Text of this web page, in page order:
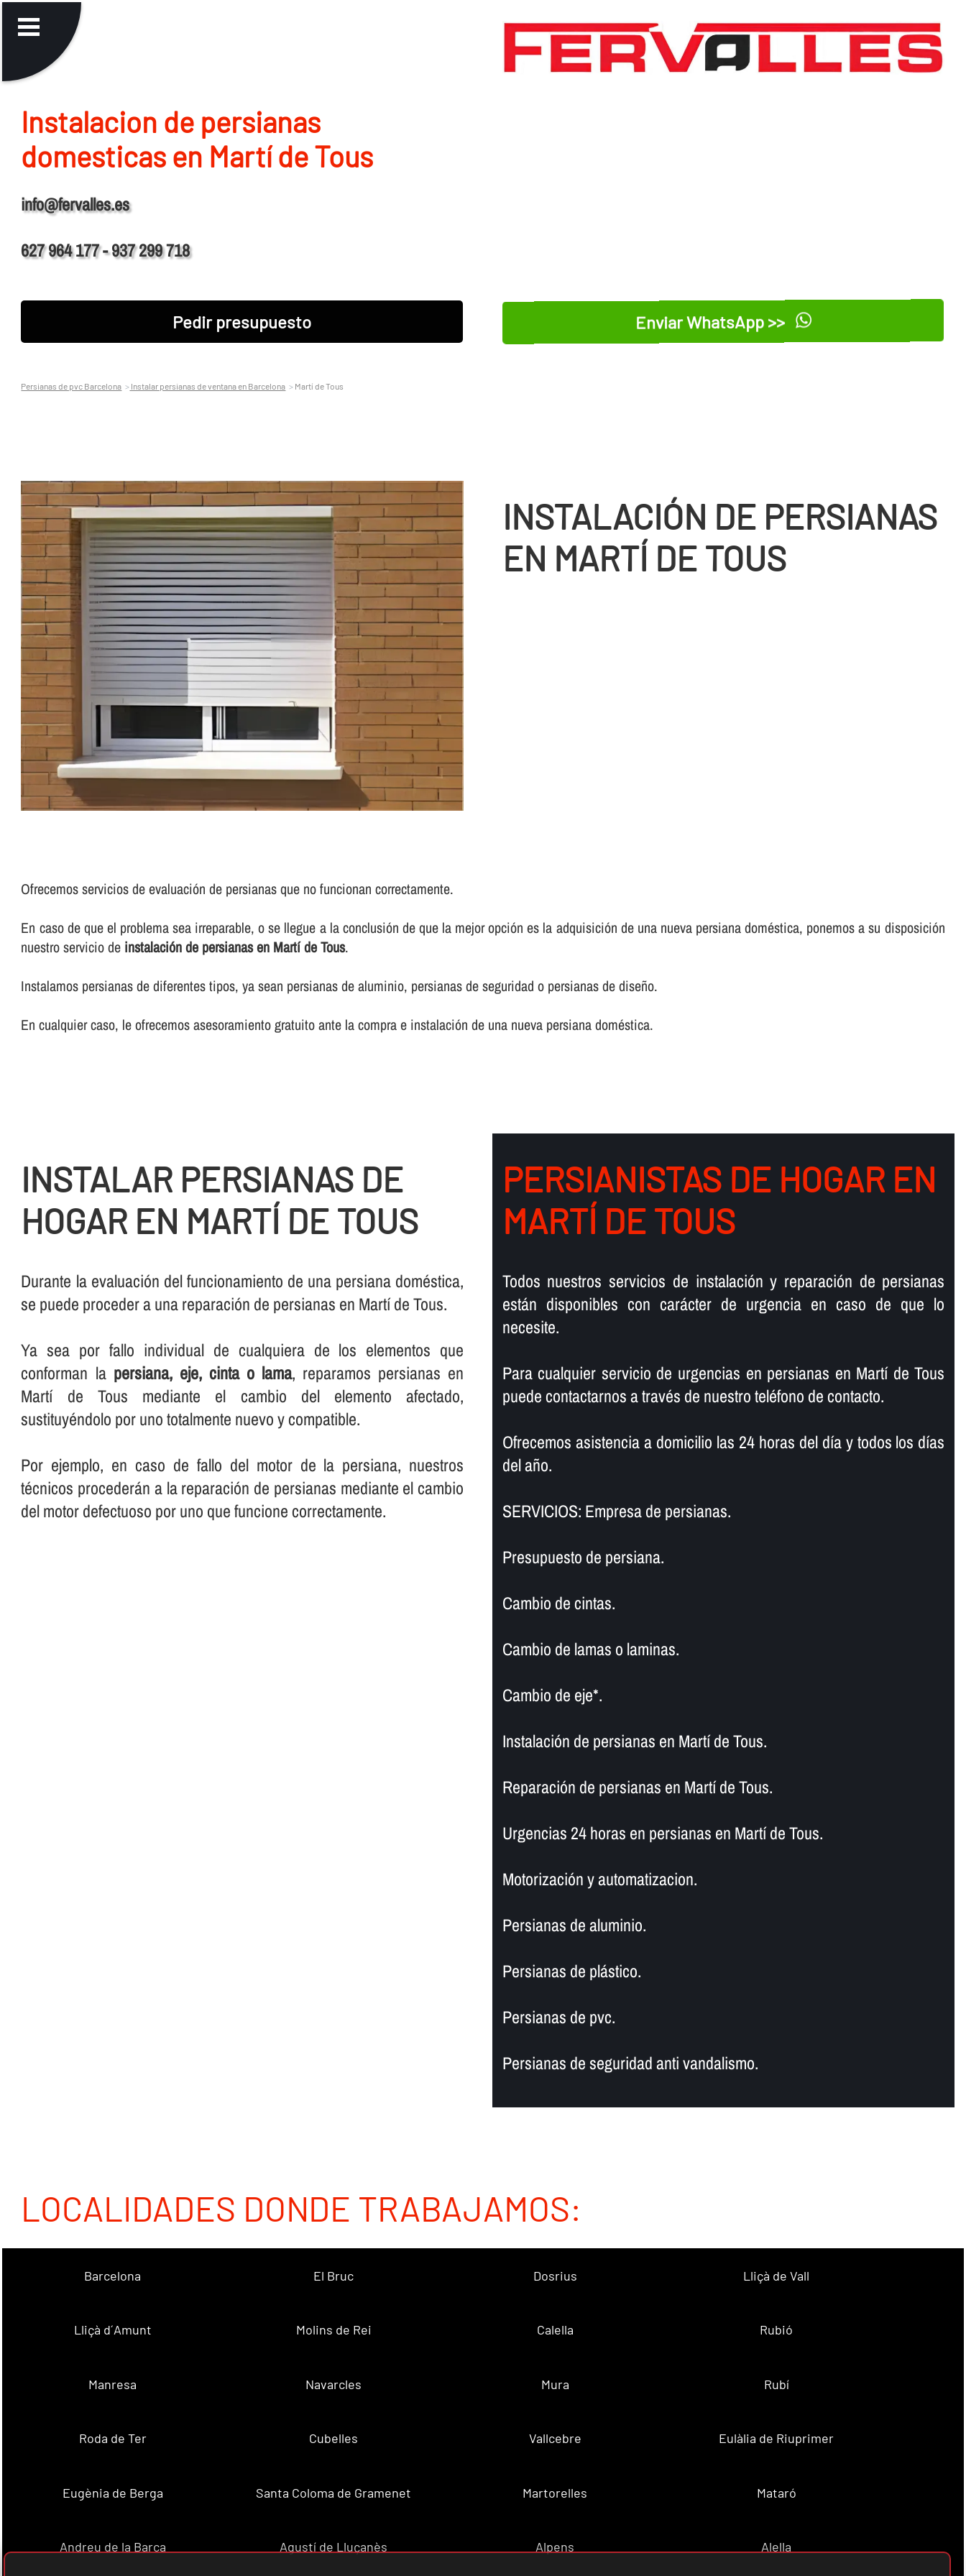
Instalacion de persianas
domesticas en Martí de Tous
info@fervalles.es
627 964 177 - 937 299 718
Pedir presupuesto Enviar WhatsApp >>
Persianas de pvc Barcelona Instalar persianas de ventana en Barcelona Martí de Tous
INSTALACIÓN DE PERSIANAS
EN MARTÍ DE TOUS
Ofrecemos servicios de evaluación de persianas que no funcionan correctamente.
En caso de que el problema sea irreparable, o se llegue a la conclusión de que la mejor opción es la adquisición de una nueva persiana doméstica, ponemos a su disposición
nuestro servicio de instalación de persianas en Martí de Tous.
Instalamos persianas de diferentes tipos, ya sean persianas de aluminio, persianas de seguridad o persianas de diseño.
En cualquier caso, le ofrecemos asesoramiento gratuito ante la compra e instalación de una nueva persiana doméstica.
INSTALAR PERSIANAS DE
HOGAR EN MARTÍ DE TOUS
Durante la evaluación del funcionamiento de una persiana doméstica,
se puede proceder a una reparación de persianas en Martí de Tous.
Ya sea por fallo individual de cualquiera de los elementos que
conforman la persiana, eje, cinta o lama, reparamos persianas en
Martí de Tous mediante el cambio del elemento afectado,
sustituyéndolo por uno totalmente nuevo y compatible.
Por ejemplo, en caso de fallo del motor de la persiana, nuestros
técnicos procederán a la reparación de persianas mediante el cambio
del motor defectuoso por uno que funcione correctamente.
PERSIANISTAS DE HOGAR EN
MARTÍ DE TOUS
Todos nuestros servicios de instalación y reparación de persianas
están disponibles con carácter de urgencia en caso de que lo
necesite.
Para cualquier servicio de urgencias en persianas en Martí de Tous
puede contactarnos a través de nuestro teléfono de contacto.
Ofrecemos asistencia a domicilio las 24 horas del dí­a y todos los dí­as
del año.
SERVICIOS: Empresa de persianas.
Presupuesto de persiana.
Cambio de cintas.
Cambio de lamas o laminas.
Cambio de eje*.
Instalación de persianas en Martí de Tous.
Reparación de persianas en Martí de Tous.
Urgencias 24 horas en persianas en Martí de Tous.
Motorización y automatizacion.
Persianas de aluminio.
Persianas de plástico.
Persianas de pvc.
Persianas de seguridad anti vandalismo.
LOCALIDADES DONDE TRABAJAMOS:
Barcelona El Bruc Dosrius Lliçà de Vall
Lliçà d´Amunt Molins de Rei Calella Rubió
Manresa Navarcles Mura Rubí
Roda de Ter Cubelles Vallcebre Eulàlia de Riuprimer
Eugènia de Berga Santa Coloma de Gramenet Martorelles Mataró
Andreu de la Barca Agustí de Lluçanès Alpens Alella